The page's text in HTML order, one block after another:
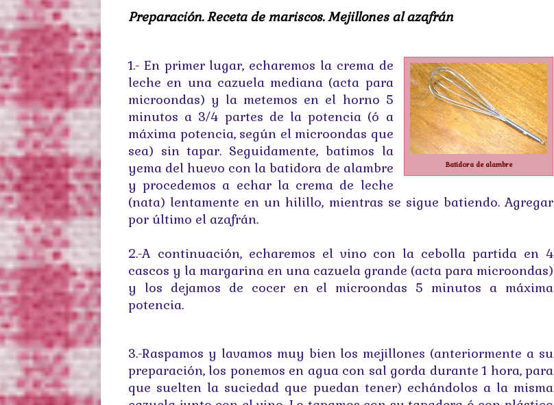
Preparación. Receta de mariscos. Mejillones al azafrán
Batidora de alambre
1.- En primer lugar, echaremos la crema de
leche en una cazuela mediana (acta para
microondas) y la metemos en el horno 5
minutos a 3/4 partes de la potencia (ó a
máxima potencia, según el microondas que
sea) sin tapar. Seguidamente, batimos la
yema del huevo con la batidora de alambre
y procedemos a echar la crema de leche
(nata) lentamente en un hilillo, mientras se sigue batiendo. Agregar
por último el azafrán.
2.-A continuación, echaremos el vino con la cebolla partida en 4
cascos y la margarina en una cazuela grande (acta para microondas)
y los dejamos de cocer en el microondas 5 minutos a máxima
potencia.
3.-Raspamos y lavamos muy bien los mejillones (anteriormente a su
preparación, los ponemos en agua con sal gorda durante 1 hora, para
que suelten la suciedad que puedan tener) echándolos a la misma